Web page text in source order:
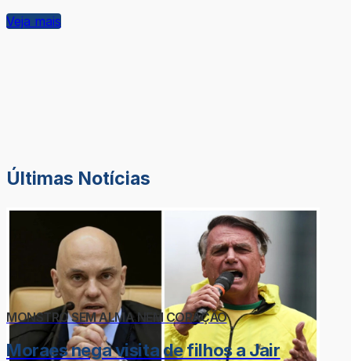
Veja mais
Últimas Notícias
MONSTRO SEM ALMA NEM CORAÇÃO
Moraes nega visita de filhos a Jair